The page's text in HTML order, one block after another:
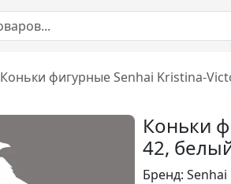
Коньки фигурные Senhai Kristina-
Коньки
42,
Бренд: Senhai